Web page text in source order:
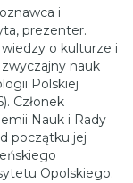
i
prezenter.
o kulturze i
nauk
Polskiej
Członek
Nauk i Rady
początku jej
Opolskiego.